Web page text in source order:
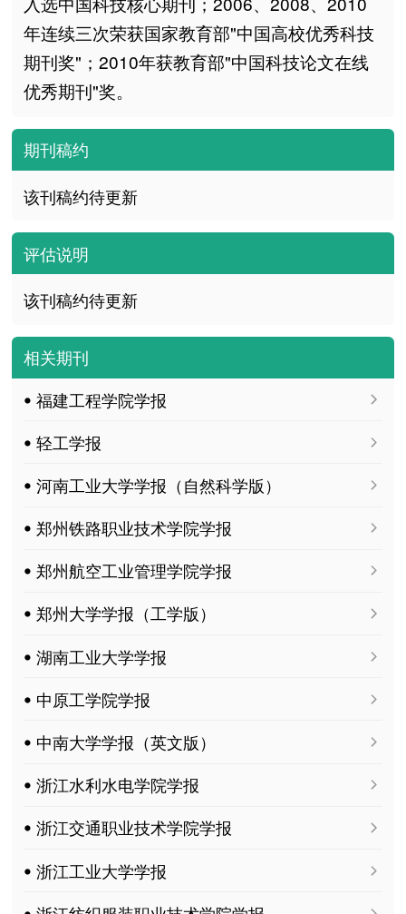
年连续三次荣获国家教育部"中国高校优秀科技
期刊奖"；2010年获教育部"中国科技论文在线
优秀期刊"奖。
期刊稿约
该刊稿约待更新
评估说明
该刊稿约待更新
相关期刊
ꔷ 福建工程学院学报
ꔷ 轻工学报
ꔷ 河南工业大学学报（自然科学版）
ꔷ 郑州铁路职业技术学院学报
ꔷ 郑州航空工业管理学院学报
ꔷ 郑州大学学报（工学版）
ꔷ 湖南工业大学学报
ꔷ 中原工学院学报
ꔷ 中南大学学报（英文版）
ꔷ 浙江水利水电学院学报
ꔷ 浙江交通职业技术学院学报
ꔷ 浙江工业大学学报